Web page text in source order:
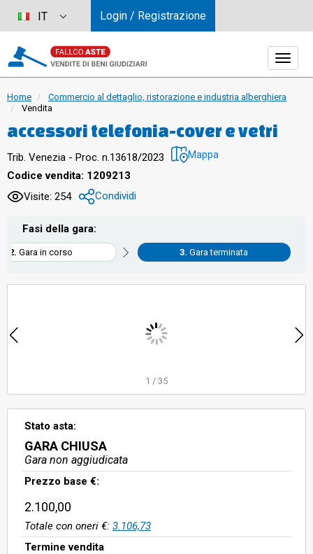
Home
Commercio al dettaglio, ristorazione e industria alberghiera
Vendita
accessori telefonia-cover e vetri
Trib. Venezia - Proc. n.13618/2023 Mappa
Codice vendita: 1209213
Visite: 254
Condividi
Fasi della gara:
Gara in corso Gara terminata
1 / 35
Stato asta:
GARA CHIUSA
Gara non aggiudicata
Prezzo base €:
2.100,00
Totale con oneri €: 3.106,73
Termine vendita
IT Login / Registrazione